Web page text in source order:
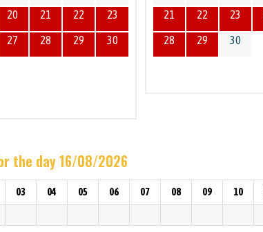
20 21 22 23
27 28 29 30
21 22 23
28 29 30
the day 16/08/2026
03 04 05 06 07 08 09 10